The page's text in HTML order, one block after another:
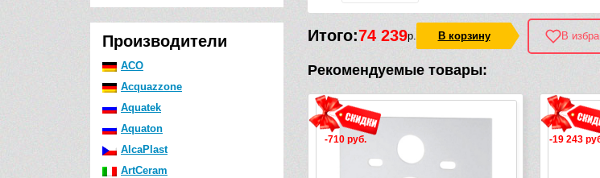
Производители
ACO
Acquazzone
Aquatek
Aquaton
AlcaPlast
ArtCeram
Итого:74 239р. В корзину В
Рекомендуемые товары:
-710 руб. -19 243